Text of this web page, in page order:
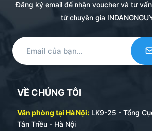
Đăng ký email để nhận voucher và tư
từ chuyên gia
VỀ CHÚNG TÔI
Văn phòng tại Hà Nội: LK9-25 - Tổng
Tân Triều - Hà Nội